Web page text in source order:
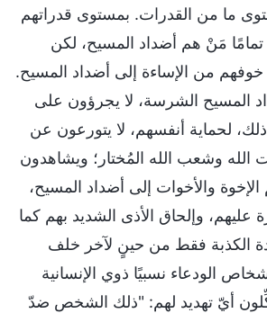
ما من القدرات. بمستوى قدراتهم
مَنْ هم أضداد المسيح، لكن
من الإساءة إلى أضداد المسيح.
المسيح الشرسة، لا يجرؤون على
ذلك، لحماية أنفسهم، لا يتورعون عن
الله وشعب الله المُختار؛ ويشاهدون
الإخوة والأخوات إلى أضداد المسيح،
عليهم، وإلحاق الأذى الشديد بهم كما
الكذبة فقط من حينٍ لآخر خلف
الودعاء نسبيًا ذوي الإنسانية
أيّ تهديد لهم: "ذلك الشخص ضدّ